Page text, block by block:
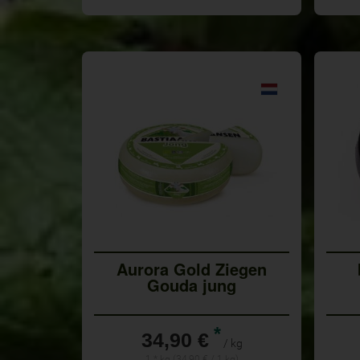
Aurora Gold Ziegen
Gouda jung
34,90 € * / kg